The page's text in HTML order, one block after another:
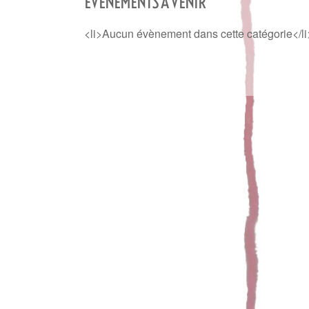
<li>Aucun évènement dans cette catégorie</